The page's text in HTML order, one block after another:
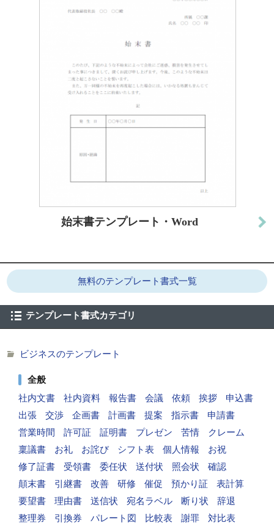
始末書テンプレート・Word
無料のテンプレート書式一覧
テンプレート書式カテゴリ
ビジネスのテンプレート
全般
社内文書
社内資料 報告書 会議 依頼 挨拶
申込書
出張
交渉 企画書 計画書 提案 指示書
申請書
営業時間
許可証 証明書 プレゼン 苦情
クレーム
稟議書
お礼 お詫び シフト表 個人情報
お祝
修了証書
受領書 委任状 送付状 照会状
確認
顛末書
引継書 改善 研修 催促 預かり証
表計算
要望書
理由書 送信状 宛名ラベル 断り状
辞退
整理券
引換券 パレート図 比較表 謝罪
対比表